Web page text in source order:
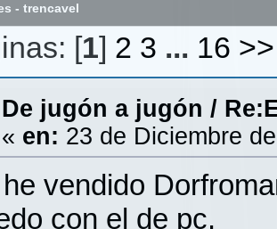
- trencavel
[1] 2 3 ... 16 >>
De jugón a jugón /
« en: 23 de Diciembre
he vendido
con el de pc.